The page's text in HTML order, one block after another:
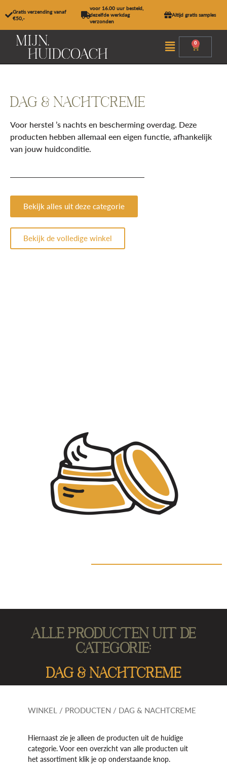
naar
inhoud
Gratis verzending vanaf
€50,-
voor 16.00 uur besteld,
dezelfde werkdag
verzonden
Altijd gratis samples
Menu 0
DAG & NACHTCREME
Voor herstel ’s nachts en bescherming overdag. Deze
producten hebben allemaal een eigen functie, afhankelijk
van jouw huidconditie.
Bekijk alles uit deze categorie
Bekijk de volledige winkel
Alle producten uit de
categorie:
DAG & NACHTCREME
WINKEL / PRODUCTEN / DAG & NACHTCREME
Hiernaast zie je alleen de producten uit de huidige
categorie. Voor een overzicht van alle producten uit
het assortiment klik je op onderstaande knop.